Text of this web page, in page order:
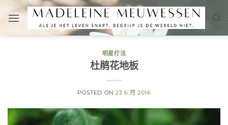
明星疗法
杜鹃花地板
POSTED ON23 6 月 2016